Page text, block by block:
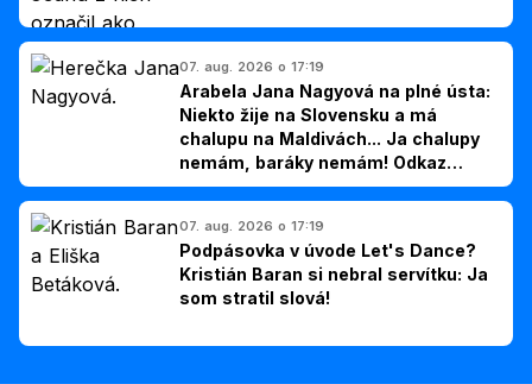
07. aug. 2026 o 17:19
Arabela Jana Nagyová na plné ústa:
Niekto žije na Slovensku a má
chalupu na Maldivách... Ja chalupy
nemám, baráky nemám! Odkaz
Slovákom
07. aug. 2026 o 17:19
Podpásovka v úvode Let's Dance?
Kristián Baran si nebral servítku: Ja
som stratil slová!